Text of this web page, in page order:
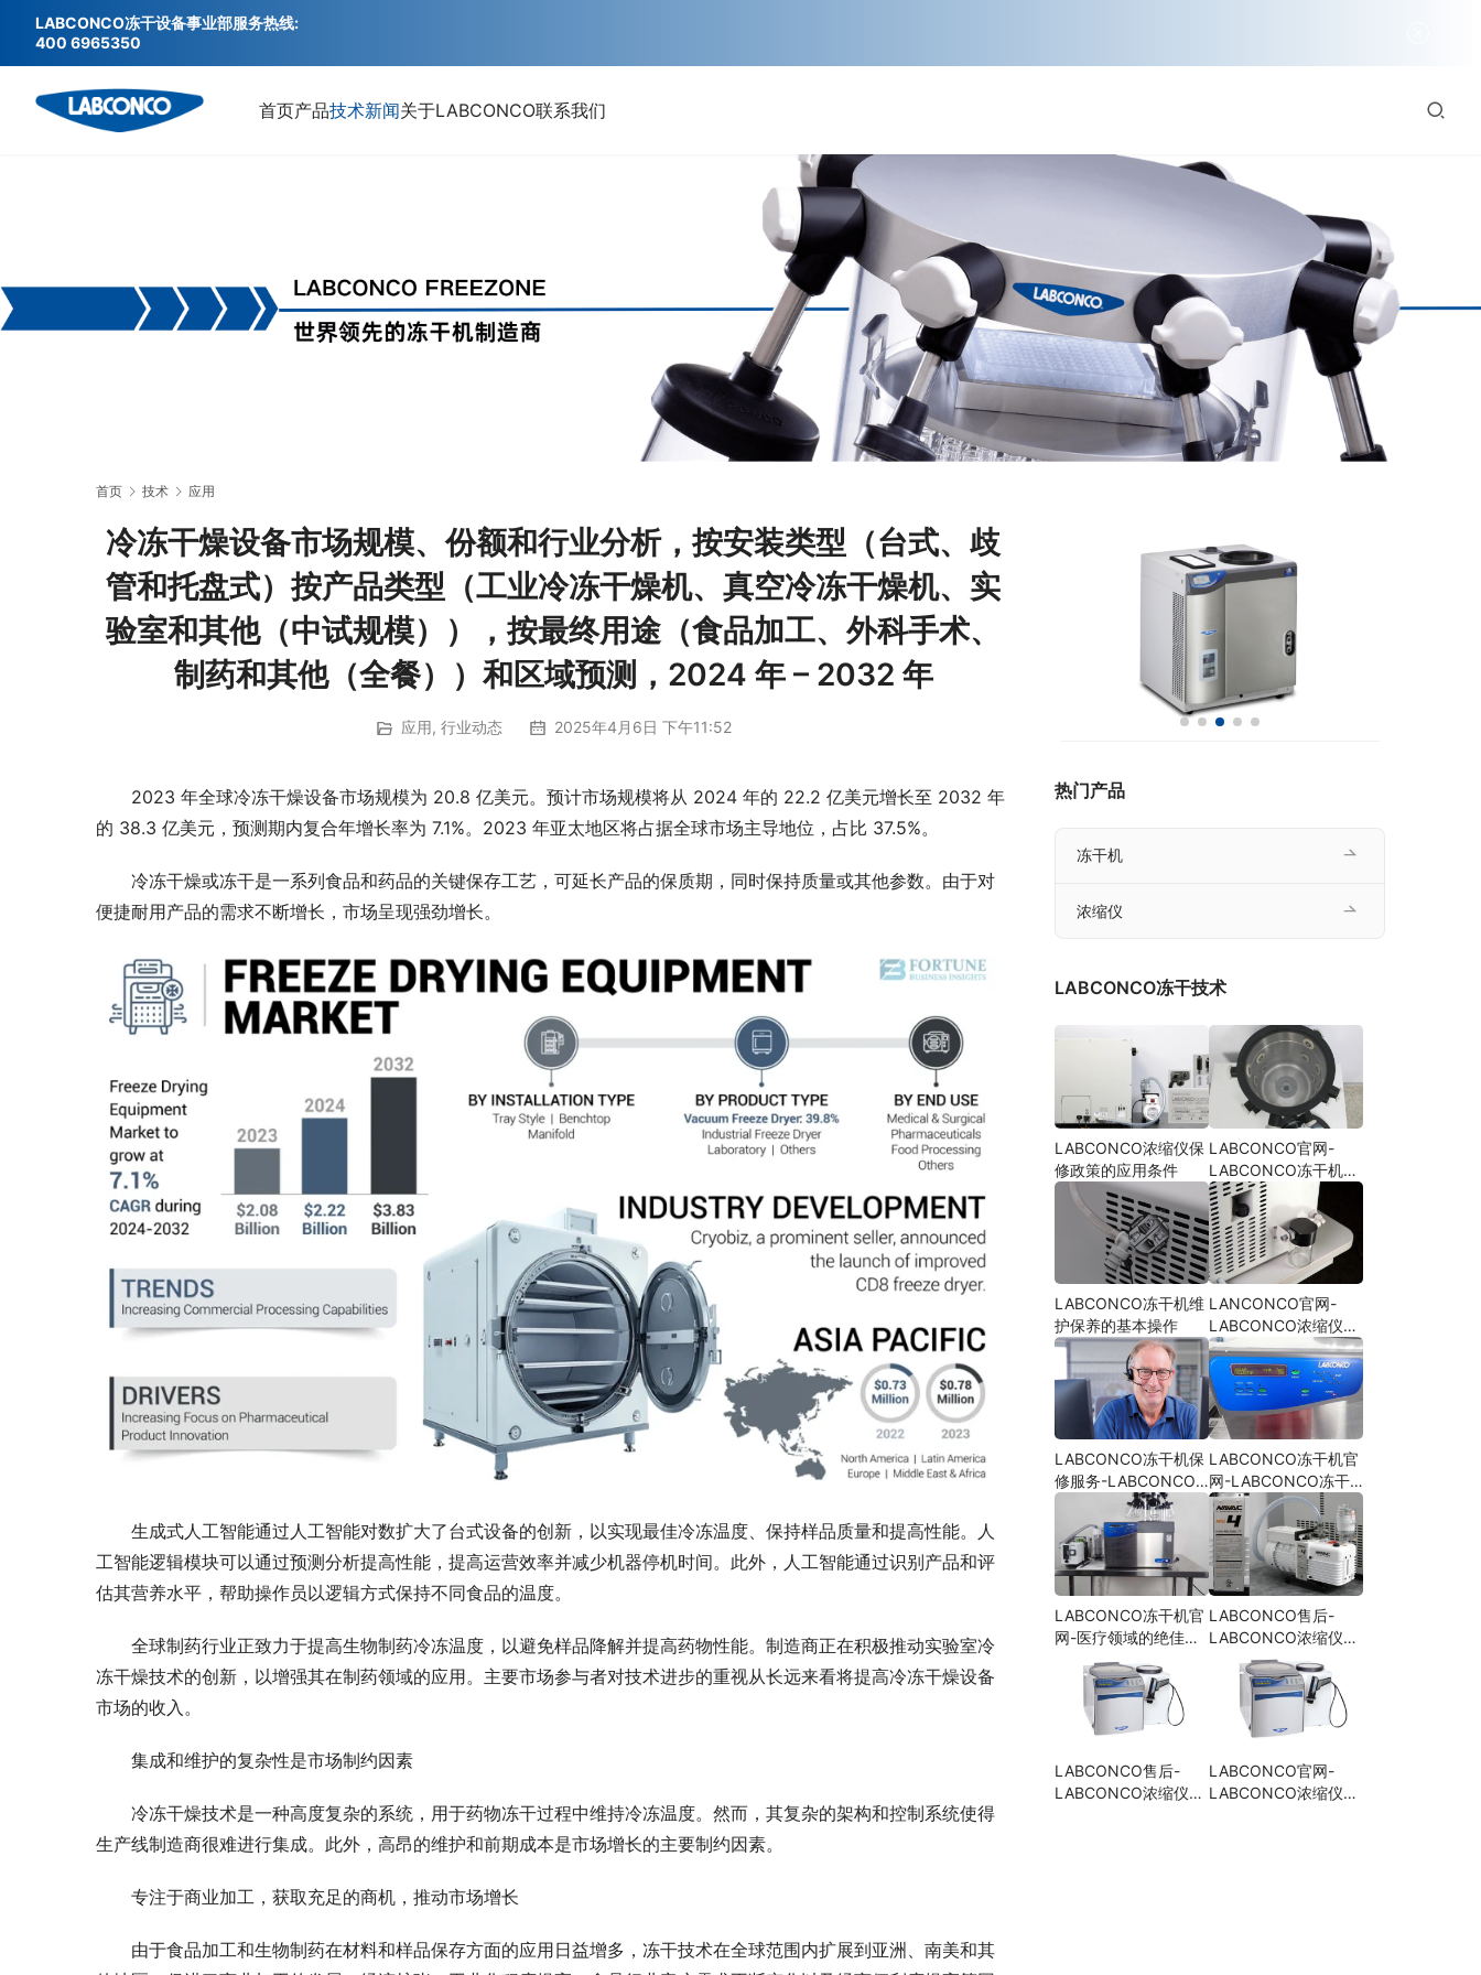
首页产品技术新闻关于LABCONCO联系我们
首页 技术 应用
冷冻干燥设备市场规模、份额和行业分析，按安装类型（台式、歧
管和托盘式）按产品类型（工业冷冻干燥机、真空冷冻干燥机、实
验室和其他（中试规模）），按最终用途（食品加工、外科手术、
制药和其他（全餐））和区域预测，2024 年 – 2032 年
应用, 行业动态 2025年4月6日 下午11:52
2023 年全球冷冻干燥设备市场规模为 20.8 亿美元。预计市场规模将从 2024 年的 22.2 亿美元增长至 2032 年
的 38.3 亿美元，预测期内复合年增长率为 7.1%。2023 年亚太地区将占据全球市场主导地位，占比 37.5%。
冷冻干燥或冻干是一系列食品和药品的关键保存工艺，可延长产品的保质期，同时保持质量或其他参数。由于对
便捷耐用产品的需求不断增长，市场呈现强劲增长。
生成式人工智能通过人工智能对数扩大了台式设备的创新，以实现最佳冷冻温度、保持样品质量和提高性能。人
工智能逻辑模块可以通过预测分析提高性能，提高运营效率并减少机器停机时间。此外，人工智能通过识别产品和评
估其营养水平，帮助操作员以逻辑方式保持不同食品的温度。
全球制药行业正致力于提高生物制药冷冻温度，以避免样品降解并提高药物性能。制造商正在积极推动实验室冷
冻干燥技术的创新，以增强其在制药领域的应用。主要市场参与者对技术进步的重视从长远来看将提高冷冻干燥设备
市场的收入。
集成和维护的复杂性是市场制约因素
冷冻干燥技术是一种高度复杂的系统，用于药物冻干过程中维持冷冻温度。然而，其复杂的架构和控制系统使得
生产线制造商很难进行集成。此外，高昂的维护和前期成本是市场增长的主要制约因素。
专注于商业加工，获取充足的商机，推动市场增长
由于食品加工和生物制药在材料和样品保存方面的应用日益增多，冻干技术在全球范围内扩展到亚洲、南美和其
热门产品
冻干机
浓缩仪
LABCONCO冻干技术
LABCONCO浓缩仪保
修政策的应用条件
LABCONCO官网-
LABCONCO冻干机配
件更换指南
LABCONCO冻干机维
护保养的基本操作
LANCONCO官网-
LABCONCO浓缩仪定
期维护保养操作
LABCONCO冻干机保
修服务-LABCONCO
冻干机保修期内免费维
修服务
LABCONCO冻干机官
网-LABCONCO冻干
机故障代码解析以及解
决方案指南
LABCONCO冻干机官
网-医疗领域的绝佳选
LABCONCO售后-
LABCONCO浓缩仪工
作时真空泵噪音大是什
么原因？
LABCONCO售后-
LABCONCO浓缩仪浓
LABCONCO官网-
LABCONCO浓缩仪出
LABCONCO冻干设备事业部服务热线:
400 6965350